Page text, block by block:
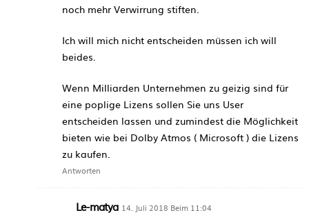
noch mehr Verwirrung stiften.
Ich will mich nicht entscheiden müssen ich will
beides.
Wenn Milliarden Unternehmen zu geizig sind für
eine poplige Lizens sollen Sie uns User
entscheiden lassen und zumindest die Möglichkeit
bieten wie bei Dolby Atmos ( Microsoft ) die Lizens
zu kaufen.
Antworten
Le-matya 14. Juli 2018 Beim 11:04